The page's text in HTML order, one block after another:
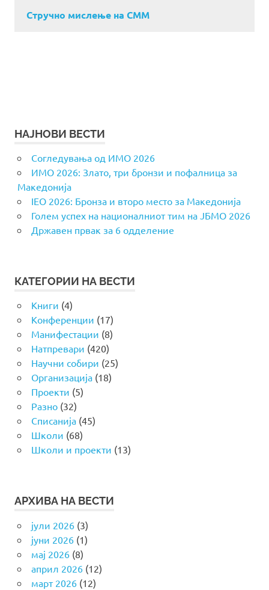
Стручно мислење на СММ
НАЈНОВИ ВЕСТИ
Согледувања од ИМО 2026
ИМО 2026: Злато, три бронзи и пофалница за
Македонија
IEO 2026: Бронза и второ место за Македонија
Голем успех на националниот тим на ЈБМО 2026
Државен првак за 6 одделение
КАТЕГОРИИ НА ВЕСТИ
Книги (4)
Конференции (17)
Манифестации (8)
Натпревари (420)
Научни собири (25)
Организација(18)
Проекти (5)
Разно(32)
Списанија(45)
Школи (68)
Школи и проекти (13)
АРХИВА НА ВЕСТИ
јули 2026(3)
јуни 2026(1)
мај 2026(8)
април 2026(12)
март 2026(12)